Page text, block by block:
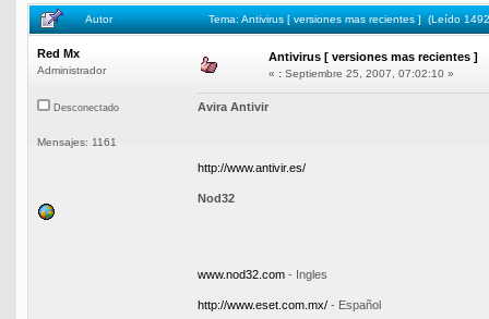
Autor Tema: Antivirus [ versiones mas recientes ] (Leído
Red Mx
Administrador
Desconectado
Mensajes: 1161
Antivirus [ versiones mas recientes ]
« : Septiembre 25, 2007, 07:02:10 »
Avira Antivir
http://www.antivir.es/
Nod32
www.nod32.com - Ingles
http://www.eset.com.mx/ - Español